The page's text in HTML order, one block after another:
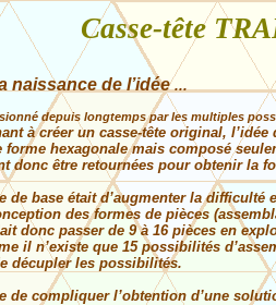
de l’idée...
depuis longtemps par les multiples
à créer un casse-tête original,
forme hexagonale mais composé
donc être retournées pour obtenir la
base était d’augmenter la difficulté
des formes de pièces
passer de 9 à 16 pièces en
n’existe que 15 possibilités
décupler les possibilités.
compliquer l’obtention d’une
Casse-tête